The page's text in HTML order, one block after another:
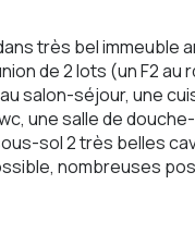
très bel
de 2 lots (un F2 au
salon-séjour, une
une salle de
sol 2 très belles
nombreuses